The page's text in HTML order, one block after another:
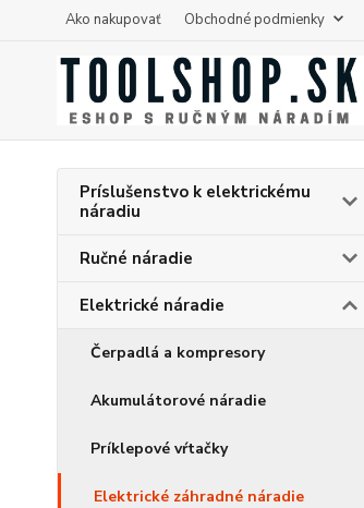
Ako nakupovať Obchodné podmienky
Príslušenstvo k elektrickému
náradiu
Ručné náradie
Elektrické náradie
Čerpadlá a kompresory
Akumulátorové náradie
Príklepové vŕtačky
Elektrické záhradné náradie